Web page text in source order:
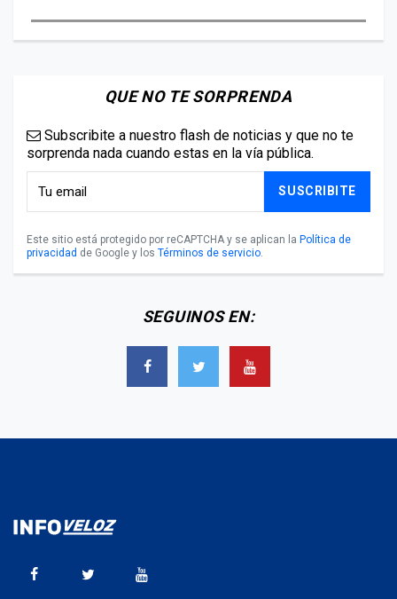
QUE NO TE SORPRENDA
Subscribite a nuestro flash de noticias y que no te
sorprenda nada cuando estas en la vía pública.
SUSCRIBITE
Este sitio está protegido por reCAPTCHA y se aplican la Política de
privacidad de Google y los Términos de servicio.
SEGUINOS EN: